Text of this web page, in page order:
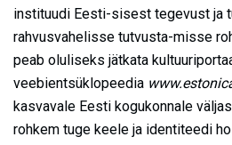
instituudi Eesti-sisest tegevust ja
rahvusvahelisse tutvusta-misse
peab oluliseks jätkata
veebientsüklopeedia
kasvavale Eesti kogukonnale
rohkem tuge keele ja identiteedi